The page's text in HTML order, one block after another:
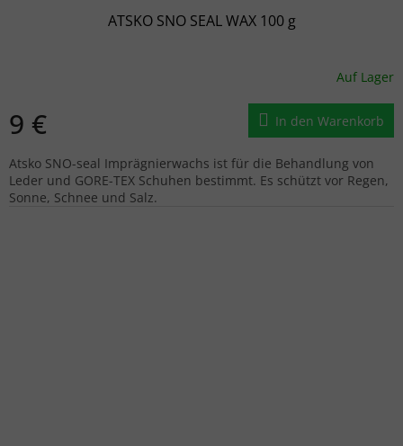
ATSKO SNO SEAL WAX 100 g
Auf Lager
9 € In den Warenkorb
Atsko SNO-seal Imprägnierwachs ist für die Behandlung von
Leder und GORE-TEX Schuhen bestimmt. Es schützt vor Regen,
Sonne, Schnee und Salz.